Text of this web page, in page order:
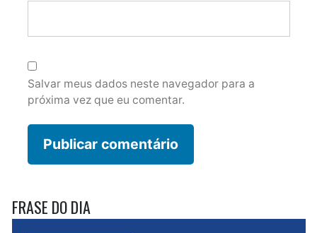
Salvar meus dados neste navegador para a
próxima vez que eu comentar.
FRASE DO DIA